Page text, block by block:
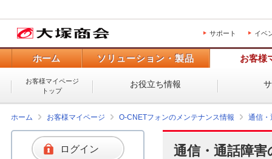
サポート イベ
ホーム ソリューション・製品 お客様
お客様マイページ
トップ
お役立ち情報
ホーム お客様マイページ O-CNETフォンのメンテナンス情報 通信・
通信・通話障
ログイン